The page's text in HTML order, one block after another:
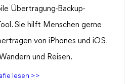
Übertragung-Backup-
Sie hilft Menschen gerne
von iPhones und iOS.
und Reisen.
lesen >>